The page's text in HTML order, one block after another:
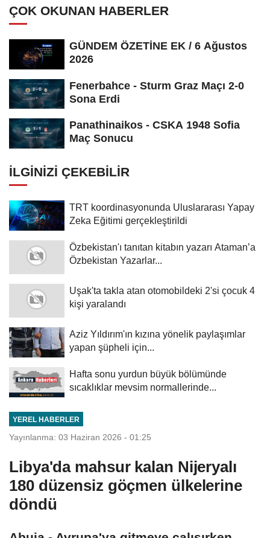
ÇOK OKUNAN HABERLER
GÜNDEM ÖZETİNE EK / 6 Ağustos
2026
Fenerbahce - Sturm Graz Maçı 2-0
Sona Erdi
Panathinaikos - CSKA 1948 Sofia
Maç Sonucu
İLGINIZI ÇEKEBILIR
TRT koordinasyonunda Uluslararası Yapay
Zeka Eğitimi gerçekleştirildi
Özbekistan'ı tanıtan kitabın yazarı Ataman’a
Özbekistan Yazarlar...
Uşak'ta takla atan otomobildeki 2'si çocuk 4
kişi yaralandı
Aziz Yıldırım'ın kızına yönelik paylaşımlar
yapan şüpheli için...
Hafta sonu yurdun büyük bölümünde
sıcaklıklar mevsim normallerinde...
YEREL HABERLER
Yayınlanma: 03 Haziran 2026 - 01:25
Libya'da mahsur kalan Nijeryalı
180 düzensiz göçmen ülkelerine
döndü